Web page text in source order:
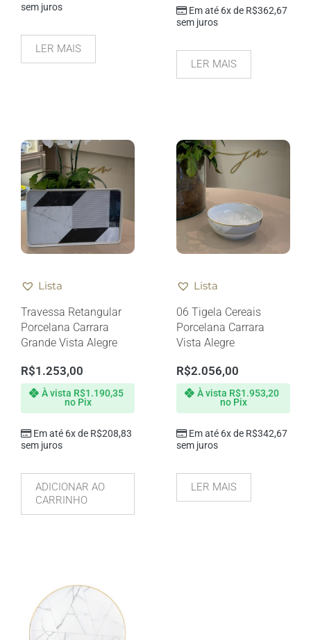
sem juros
LER MAIS
Em até 6x de R$362,67
sem juros
LER MAIS
Lista
Travessa Retangular
Porcelana Carrara
Grande Vista Alegre
R$1.253,00
Em até 6x de R$208,83
sem juros
À vista R$1.190,35
no Pix
ADICIONAR AO
CARRINHO
Lista
06 Tigela Cereais
Porcelana Carrara
Vista Alegre
R$2.056,00
Em até 6x de R$342,67
sem juros
À vista R$1.953,20
no Pix
LER MAIS